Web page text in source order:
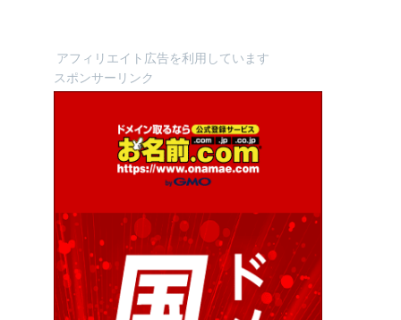
アフィリエイト広告を利用しています
スポンサーリンク